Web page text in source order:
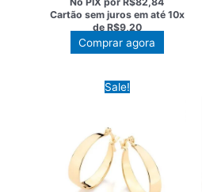
original
era:
R$118,00.
atual
é:
R$92,04.
Cartão sem juros em até 10x
deR$9,20
Comprar agora
Sale!